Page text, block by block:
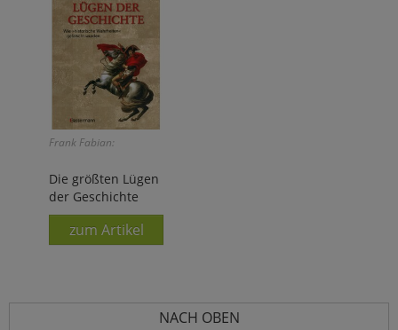
Frank Fabian:
Die größten Lügen
der Geschichte
zum Artikel
NACH OBEN